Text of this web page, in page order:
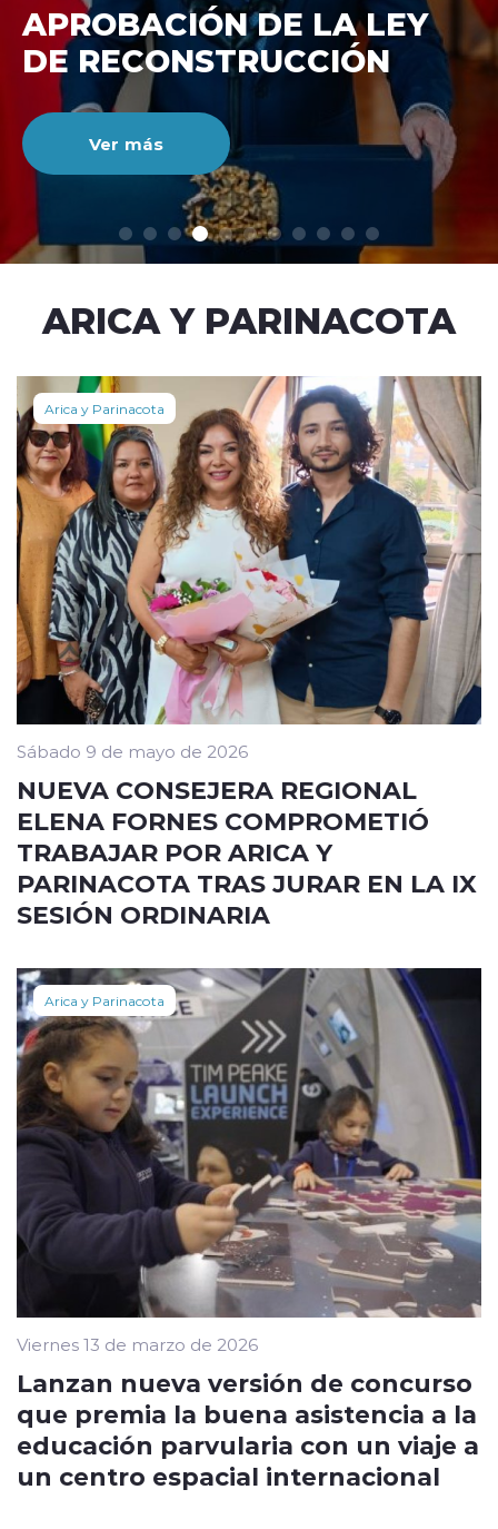
modo claro
DE RECONSTRUCCIÓ
NACIONAL
Ver más
ARICA Y PARINACOTA
Arica y Parinacota
Sábado 9 de mayo de 2026
NUEVA CONSEJERA REGIONAL
ELENA FORNES COMPROMETIÓ
TRABAJAR POR ARICA Y
PARINACOTA TRAS JURAR EN LA IX
SESIÓN ORDINARIA
Arica y Parinacota
Viernes 13 de marzo de 2026
Lanzan nueva versión de concurso
que premia la buena asistencia a la
educación parvularia con un viaje a
un centro espacial internacional